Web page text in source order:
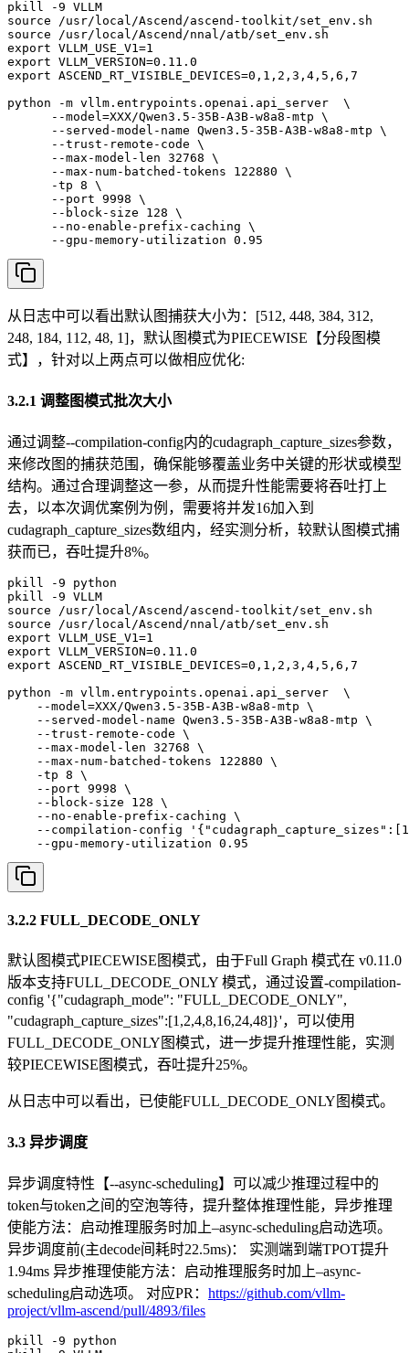
pkill -9 VLLM
source /usr/local/Ascend/ascend-toolkit/set_env.sh
source /usr/local/Ascend/nnal/atb/set_env.sh
export VLLM_USE_V1=1
export VLLM_VERSION=0.11.0
export ASCEND_RT_VISIBLE_DEVICES=0,1,2,3,4,5,6,7
python -m vllm.entrypoints.openai.api_server  \
      --model=XXX/Qwen3.5-35B-A3B-w8a8-mtp \
      --served-model-name Qwen3.5-35B-A3B-w8a8-mtp \
      --trust-remote-code \
      --max-model-len 32768 \
      --max-num-batched-tokens 122880 \
      -tp 8 \
      --port 9998 \
      --block-size 128 \
      --no-enable-prefix-caching \
      --gpu-memory-utilization 0.95
从日志中可以看出默认图捕获大小为：[512, 448, 384, 312,
248, 184, 112, 48, 1]，默认图模式为PIECEWISE【分段图模
式】，针对以上两点可以做相应优化:
3.2.1 调整图模式批次大小
通过调整--compilation-config内的cudagraph_capture_sizes参数，
来修改图的捕获范围，确保能够覆盖业务中关键的形状或模型
结构。通过合理调整这一参，从而提升性能需要将吞吐打上
去，以本次调优案例为例，需要将并发16加入到
cudagraph_capture_sizes数组内，经实测分析，较默认图模式捕
获而已，吞吐提升8%。
pkill -9 python
pkill -9 VLLM
source /usr/local/Ascend/ascend-toolkit/set_env.sh
source /usr/local/Ascend/nnal/atb/set_env.sh
export VLLM_USE_V1=1
export VLLM_VERSION=0.11.0
export ASCEND_RT_VISIBLE_DEVICES=0,1,2,3,4,5,6,7
python -m vllm.entrypoints.openai.api_server  \
    --model=XXX/Qwen3.5-35B-A3B-w8a8-mtp \
    --served-model-name Qwen3.5-35B-A3B-w8a8-mtp \
    --trust-remote-code \
    --max-model-len 32768 \
    --max-num-batched-tokens 122880 \
    -tp 8 \
    --port 9998 \
    --block-size 128 \
    --no-enable-prefix-caching \
--compilation-config
    --gpu-memory-utilization 0.95
3.2.2 FULL_DECODE_ONLY
默认图模式PIECEWISE图模式，由于Full Graph 模式在 v0.11.0
版本支持FULL_DECODE_ONLY 模式，通过设置-compilation-
config '{"cudagraph_mode": "FULL_DECODE_ONLY",
"cudagraph_capture_sizes":[1,2,4,8,16,24,48]}'，可以使用
FULL_DECODE_ONLY图模式，进一步提升推理性能，实测
较PIECEWISE图模式，吞吐提升25%。
从日志中可以看出，已使能FULL_DECODE_ONLY图模式。
3.3 异步调度
异步调度特性【--async-scheduling】可以减少推理过程中的
token与token之间的空泡等待，提升整体推理性能，异步推理
使能方法：启动推理服务时加上–async-scheduling启动选项。
异步调度前(主decode间耗时22.5ms)： 实测端到端TPOT提升
1.94ms 异步推理使能方法：启动推理服务时加上–async-
scheduling启动选项。 对应PR： https://github.com/vllm-
project/vllm-ascend/pull/4893/files
pkill -9 python